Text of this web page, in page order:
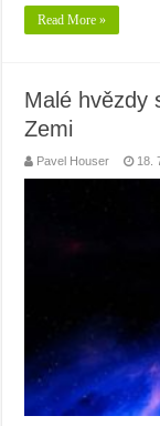
Read More »
Malé hvězdy
Zemi
Pavel Houser 18.